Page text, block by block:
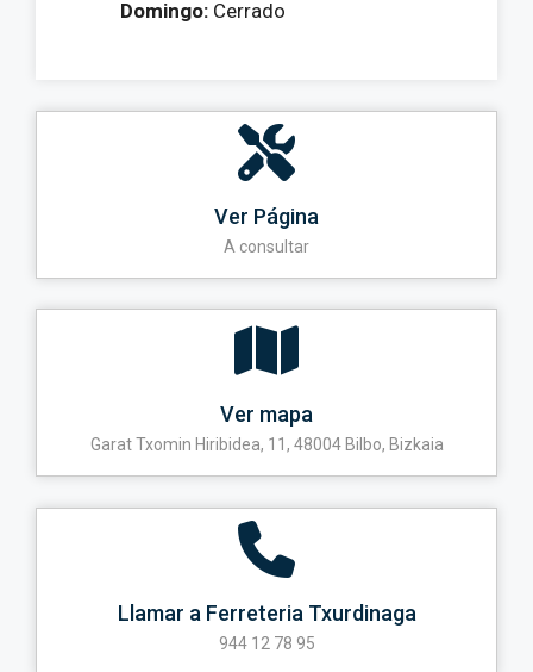
Domingo: Cerrado
Ver Página
A consultar
Ver mapa
Garat Txomin Hiribidea, 11, 48004 Bilbo, Bizkaia
Llamar a Ferreteria Txurdinaga
944 12 78 95